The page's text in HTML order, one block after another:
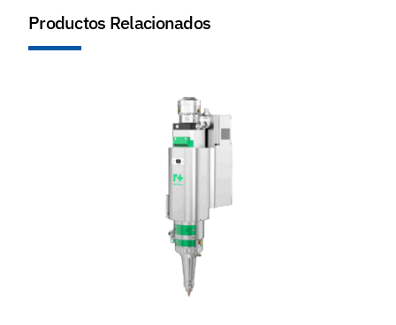
Productos Relacionados